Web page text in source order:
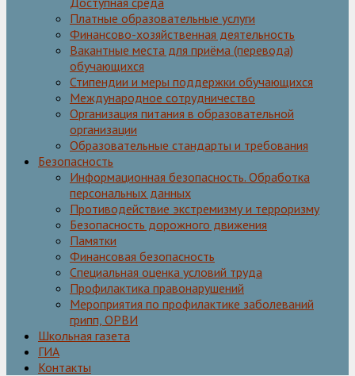
Платные образовательные услуги
Финансово-хозяйственная деятельность
Вакантные места для приёма (перевода)
обучающихся
Стипендии и меры поддержки обучающихся
Международное сотрудничество
Организация питания в образовательной
организации
Образовательные стандарты и требования
Безопасность
Информационная безопасность. Обработка
персональных данных
Противодействие экстремизму и терроризму
Безопасность дорожного движения
Памятки
Финансовая безопасность
Специальная оценка условий труда
Профилактика правонарушений
Мероприятия по профилактике заболеваний
грипп, ОРВИ
Школьная газета
ГИА
Контакты